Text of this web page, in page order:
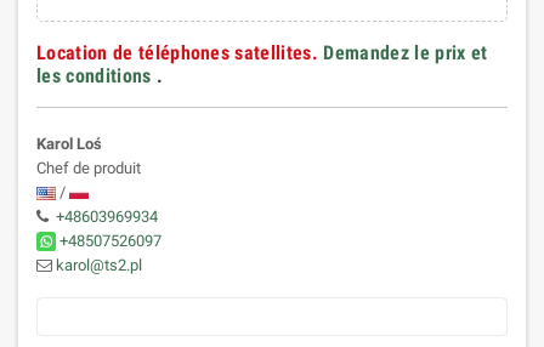
Location de téléphones satellites. Demandez le prix et
les conditions .
Karol Loś
Chef de produit
/
+48603969934
+48507526097
karol@ts2.pl